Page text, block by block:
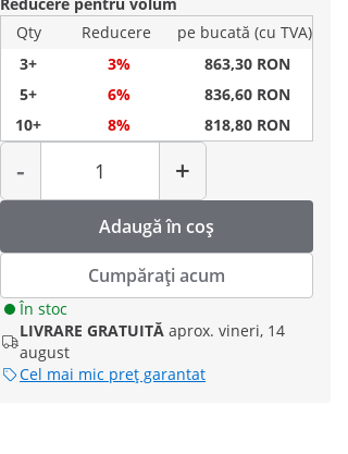
Qty
Reducere
pe bucată (cu TVA)
3+
3%
863,30 RON
5+
6%
836,60 RON
10+
8% 818,80 RON
-
Cantitate
+
Adaugă în coș
Cumpărați acum
În stoc
LIVRARE GRATUITĂ aprox. vineri, 14
august
Cel mai mic preț garantat